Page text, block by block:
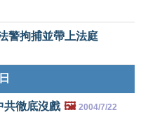
警拘捕並帶上法庭
共徹底沒戲 🖼️ 2004/7/22